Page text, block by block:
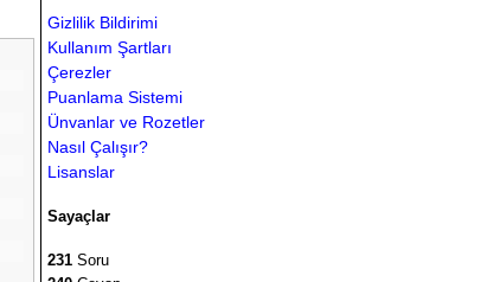
Gizlilik Bildirimi
Kullanım Şartları
Çerezler
Puanlama Sistemi
Ünvanlar ve Rozetler
Nasıl Çalışır?
Lisanslar
Sayaçlar
231 Soru